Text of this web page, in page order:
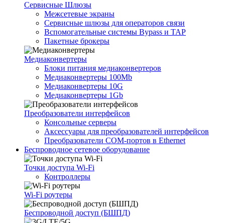
Сервисные Шлюзы
Межсетевые экраны
Сервисные шлюзы для операторов связи
Вспомогательные системы Bypass и TAP
Пакетные брокеры
Медиаконвертеры
Блоки питания медиаконвертеров
Медиаконвертеры 100Mb
Медиаконвертеры 10G
Медиаконвертеры 1Gb
Преобразователи интерфейсов
Консольные серверы
Аксессуары для преобразователей интерфейсов
Преобразователи COM-портов в Ethernet
Беспроводное сетевое оборудование
Точки доступа Wi-Fi
Контроллеры
Wi-Fi роутеры
Беспроводной доступ (БШПД)